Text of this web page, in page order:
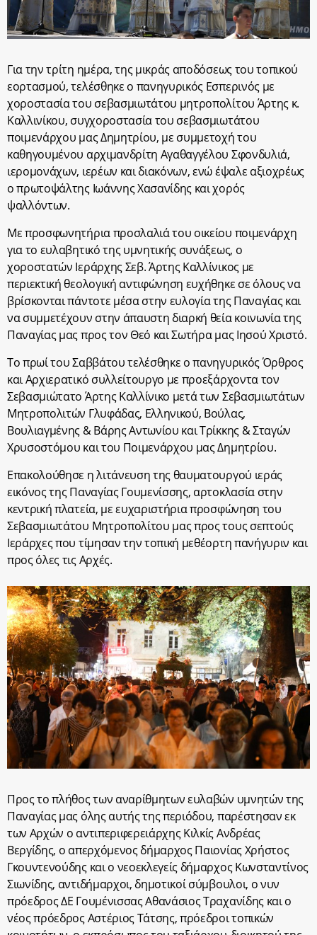
Για την τρίτη ημέρα, της μικράς αποδόσεως του τοπικού
εορτασμού, τελέσθηκε ο πανηγυρικός Εσπερινός με
χοροστασία του σεβασμιωτάτου μητροπολίτου Άρτης κ.
Καλλινίκου, συγχοροστασία του σεβασμιωτάτου
ποιμενάρχου μας Δημητρίου, με συμμετοχή του
καθηγουμένου αρχιμανδρίτη Αγαθαγγέλου Σφονδυλιά,
ιερομονάχων, ιερέων και διακόνων, ενώ έψαλε αξιοχρέως
ο πρωτοψάλτης Ιωάννης Χασανίδης και χορός
ψαλλόντων.
Με προσφωνητήρια προσλαλιά του οικείου ποιμενάρχη
για το ευλαβητικό της υμνητικής συνάξεως, ο
χοροστατών Ιεράρχης Σεβ. Άρτης Καλλίνικος με
περιεκτική θεολογική αντιφώνηση ευχήθηκε σε όλους να
βρίσκονται πάντοτε μέσα στην ευλογία της Παναγίας και
να συμμετέχουν στην άπαυστη διαρκή θεία κοινωνία της
Παναγίας μας προς τον Θεό και Σωτήρα μας Ιησού Χριστό.
Το πρωί του Σαββάτου τελέσθηκε ο πανηγυρικός Όρθρος
και Αρχιερατικό συλλείτουργο με προεξάρχοντα τον
Σεβασμιώτατο Άρτης Καλλίνικο μετά των Σεβασμιωτάτων
Μητροπολιτών Γλυφάδας, Ελληνικού, Βούλας,
Βουλιαγμένης & Βάρης Αντωνίου και Τρίκκης & Σταγών
Χρυσοστόμου και του Ποιμενάρχου μας Δημητρίου.
Επακολούθησε η λιτάνευση της θαυματουργού ιεράς
εικόνος της Παναγίας Γουμενίσσης, αρτοκλασία στην
κεντρική πλατεία, με ευχαριστήρια προσφώνηση του
Σεβασμιωτάτου Μητροπολίτου μας προς τους σεπτούς
Ιεράρχες που τίμησαν την τοπική μεθέορτη πανήγυριν και
προς όλες τις Αρχές.
Προς το πλήθος των αναρίθμητων ευλαβών υμνητών της
Παναγίας μας όλης αυτής της περιόδου, παρέστησαν εκ
των Αρχών ο αντιπεριφερειάρχης Κιλκίς Ανδρέας
Βεργίδης, ο απερχόμενος δήμαρχος Παιονίας Χρήστος
Γκουντενούδης και ο νεοεκλεγείς δήμαρχος Κωνσταντίνος
Σιωνίδης, αντιδήμαρχοι, δημοτικοί σύμβουλοι, ο νυν
πρόεδρος ΔΕ Γουμένισσας Αθανάσιος Τραχανίδης και ο
νέος πρόεδρος Αστέριος Τάτσης, πρόεδροι τοπικών